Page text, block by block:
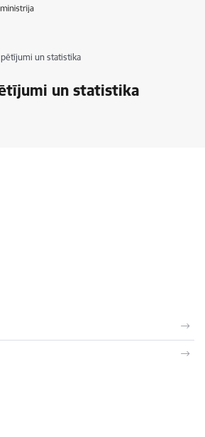
un statistika
un statistika